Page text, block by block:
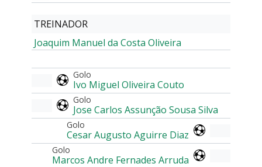
TREINADOR
Joaquim Manuel da Costa Oliveira
Golo
Ivo Miguel Oliveira Couto
Golo
Jose Carlos Assunção Sousa Silva
Golo
Cesar Augusto Aguirre Diaz
Golo
Marcos Andre Fernades Arruda